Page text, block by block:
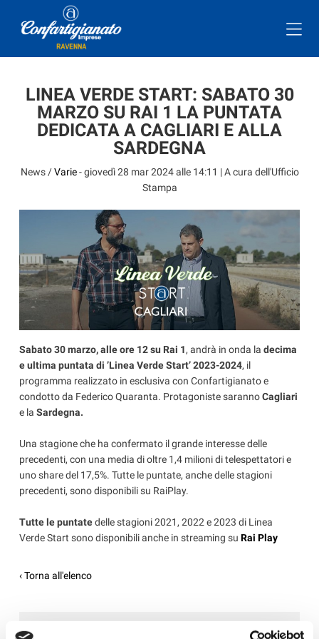
LINEA VERDE START: SABATO 30
MARZO SU RAI 1 LA PUNTATA
DEDICATA A CAGLIARI E ALLA
SARDEGNA
News /Varie-giovedì 28 mar 2024 alle 14:11 | A cura dell'Ufficio
Stampa
Sabato 30 marzo, alle ore 12 su Rai 1, andrà in onda ladecima
e ultima puntata di ’Linea Verde Start’ 2023-2024, il
programma realizzato in esclusiva con Confartigianato e
condotto da Federico Quaranta. Protagoniste sarannoCagliari
e laSardegna.
Una stagione che ha confermato il grande interesse delle
precedenti, con una media di oltre 1,4 milioni di telespettatori e
uno share del 17,5%. Tutte le puntate, anche delle stagioni
precedenti, sono disponibili su RaiPlay.
Tutte le puntatedelle stagioni 2021, 2022 e 2023 di Linea
Verde Start sono disponibili anche in streaming suRai Play
‹ Torna all'elenco